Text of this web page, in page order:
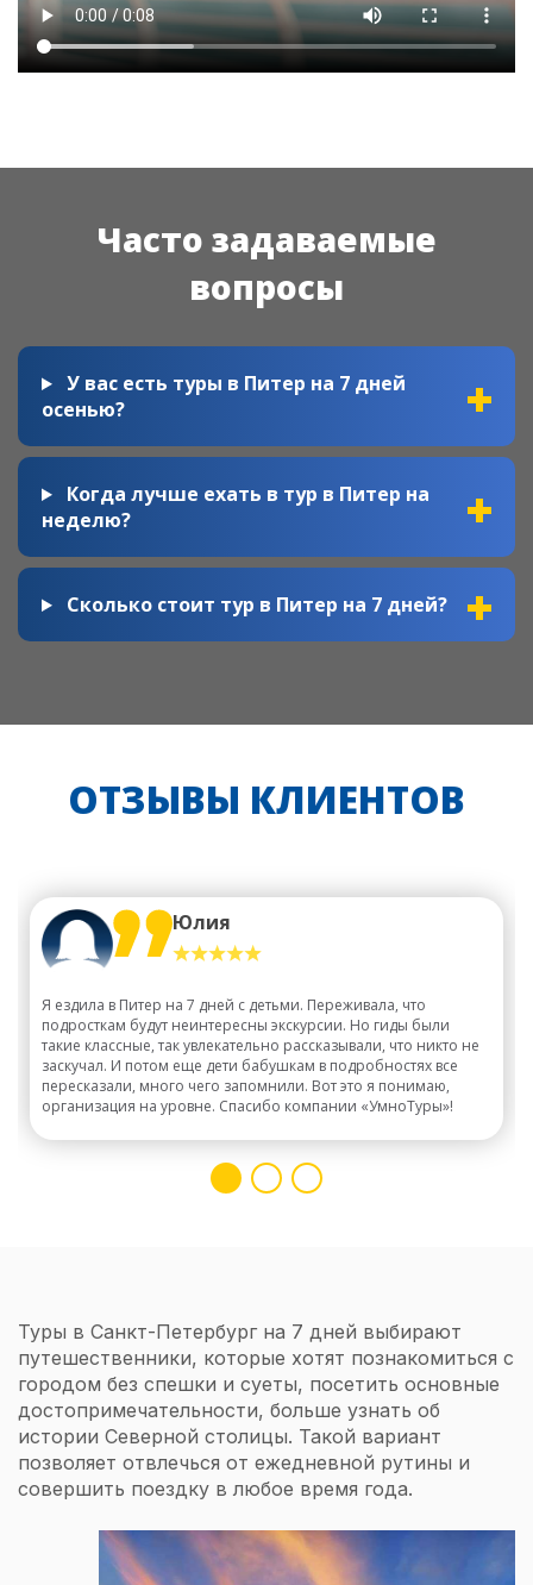
Часто задаваемые
вопросы
У вас есть туры в Питер на 7 дней
осенью?
Когда лучше ехать в тур в Питер на
неделю?
Сколько стоит тур в Питер на 7 дней?
ОТЗЫВЫ КЛИЕНТОВ
Юлия
Я ездила в Питер на 7 дней с детьми. Переживала, что
подросткам будут неинтересны экскурсии. Но гиды были
такие классные, так увлекательно рассказывали, что никто не
заскучал. И потом еще дети бабушкам в подробностях все
пересказали, много чего запомнили. Вот это я понимаю,
организация на уровне. Спасибо компании «УмноТуры»!
Туры в Санкт-Петербург на 7 дней выбирают
путешественники, которые хотят познакомиться с
городом без спешки и суеты, посетить основные
достопримечательности, больше узнать об
истории Северной столицы. Такой вариант
позволяет отвлечься от ежедневной рутины и
совершить поездку в любое время года.